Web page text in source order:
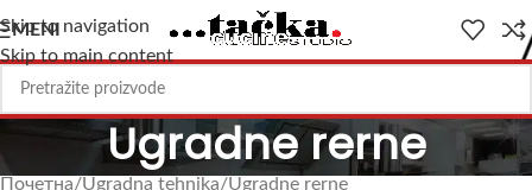
Skip to navigation
Skip to main content
MENI
Ugradne rerne
Почетна Ugradna tehnika Ugradne rerne